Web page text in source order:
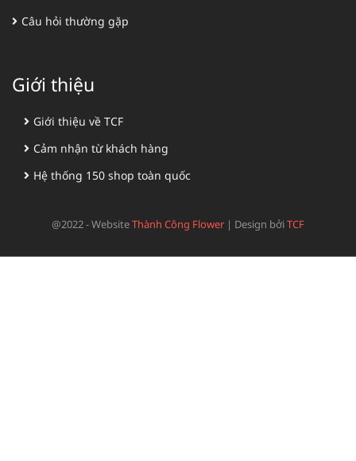
Câu hỏi thường gặp
Giới thiệu
Giới thiệu về TCF
Cảm nhận từ khách hàng
Hệ thống 150 shop toàn quốc
@2022 - WebsiteThành Công Flower | Design bởiTCF